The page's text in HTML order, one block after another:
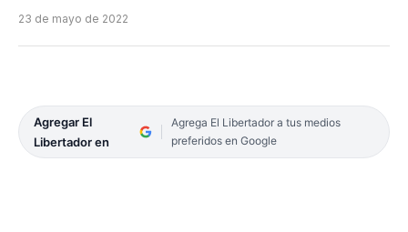
23 de mayo de 2022
Agregar El
Libertador en
Agrega El Libertador a tus medios
preferidos en Google